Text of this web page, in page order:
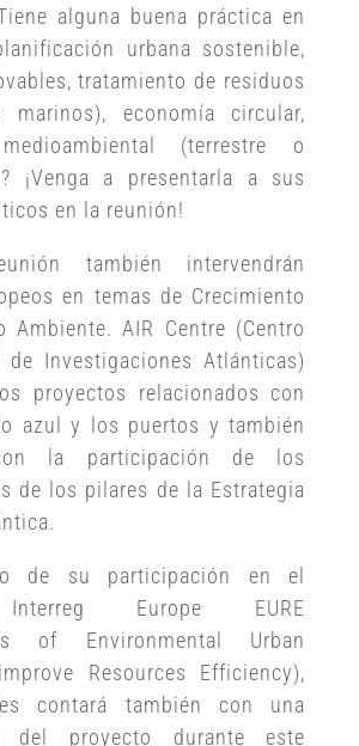
alguna buena práctica en
urbana sostenible,
tratamiento de residuos
marinos), economía circular,
(terrestre o
¡Venga a presentarla a sus
en la reunión!
también intervendrán
en temas de Crecimiento
Ambiente. AIR Centre (Centro
de Investigaciones Atlánticas)
proyectos relacionados con
azul y los puertos y también
la participación de los
de los pilares de la Estrategia
de su participación en el
Europe EURE
of Environmental Urban
Resources Efficiency),
contará también con una
del proyecto durante este